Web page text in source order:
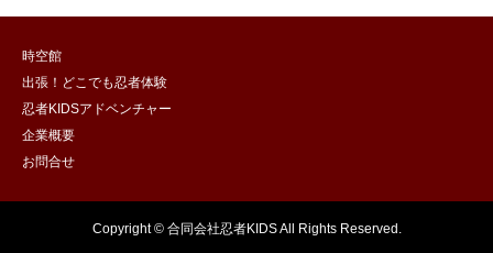
時空館
出張！どこでも忍者体験
忍者KIDSアドベンチャー
企業概要
お問合せ
Copyright © 合同会社忍者KIDS All Rights Reserved.